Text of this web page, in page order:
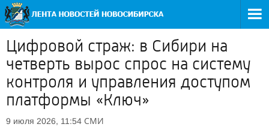
Цифровой страж: в Сибири на
четверть вырос спрос на систему
контроля и управления доступом
платформы «Ключ»
9 июля 2026, 11:54 СМИ